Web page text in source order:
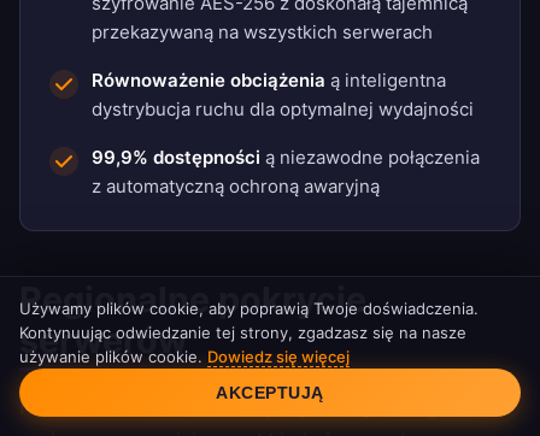
przekazywaną na wszystkich serwerach
Równoważenie obciążenia ą inteligentna
dystrybucja ruchu dla optymalnej wydajności
99,9% dostępności ą niezawodne połączenia
z automatyczną ochroną awaryjną
Regionalne pokrycie
serwerów
Nasza sieć serwerów obejmuje wszystkie główne
Zgoda na pliki cookie
Używamy plików cookie, aby poprawią Twoje doświadczenia.
Kontynuując odwiedzanie tej strony, zgadzasz się na nasze
używanie plików cookie. Dowiedz się więcej
AKCEPTUJĄ